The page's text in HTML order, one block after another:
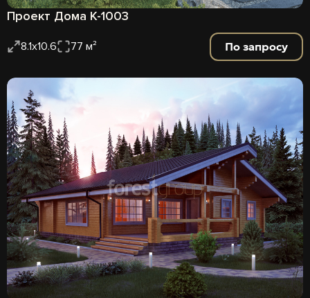
Проект Дома К-1003
8.1х10.6 77 м² По запросу